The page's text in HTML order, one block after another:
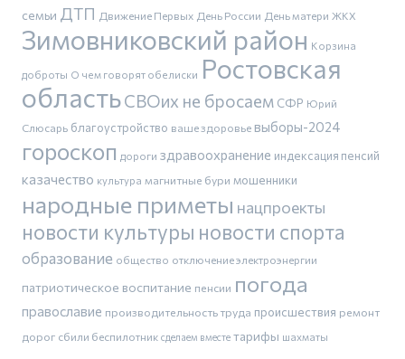
семьи ДТП Движение Первых День России День матери ЖКХ
Зимовниковский район Корзина
доброты О чем говорят обелиски Ростовская
областьСВОих не бросаем СФР Юрий
Слюсарь благоустройство ваше здоровье выборы-2024
гороскоп дороги здравоохранение индексация пенсий
казачество культура магнитные бури мошенники
народные приметы нацпроекты
новости культуры новости спорта
образование общество отключение электроэнергии
патриотическое воспитание пенсии погода
православие производительность труда происшествия ремонт
дорог сбили беспилотник сделаем вместе тарифы шахматы